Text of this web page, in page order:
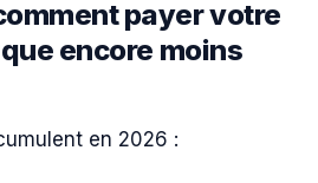
payer votre
encore moins
en 2026 :